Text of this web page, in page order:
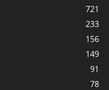
721
233
156
149
91
78